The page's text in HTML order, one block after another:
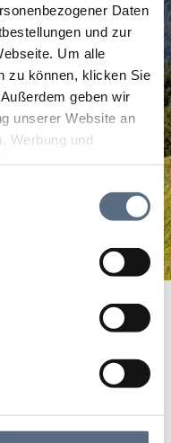
Daten
und zur
Um alle
zu können, klicken Sie
Außerdem geben wir
unserer Website an
Werbung und
haben oder die
Dienste gesammelt
Kolmer